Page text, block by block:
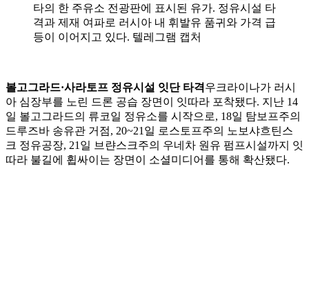
타의 한 주유소 전광판에 표시된 유가. 정유시설 타
격과 제재 여파로 러시아 내 휘발유 품귀와 가격 급
등이 이어지고 있다. 텔레그램 캡처
볼고그라드·사라토프 정유시설 잇단 타격우크라이나가 러시
아 심장부를 노린 드론 공습 장면이 잇따라 포착됐다. 지난 14
일 볼고그라드의 류코일 정유소를 시작으로, 18일 탐보프주의
드루즈바 송유관 거점, 20~21일 로스토프주의 노보샤흐틴스
크 정유공장, 21일 브랸스크주의 우네차 원유 펌프시설까지 잇
따라 불길에 휩싸이는 장면이 소셜미디어를 통해 확산됐다.